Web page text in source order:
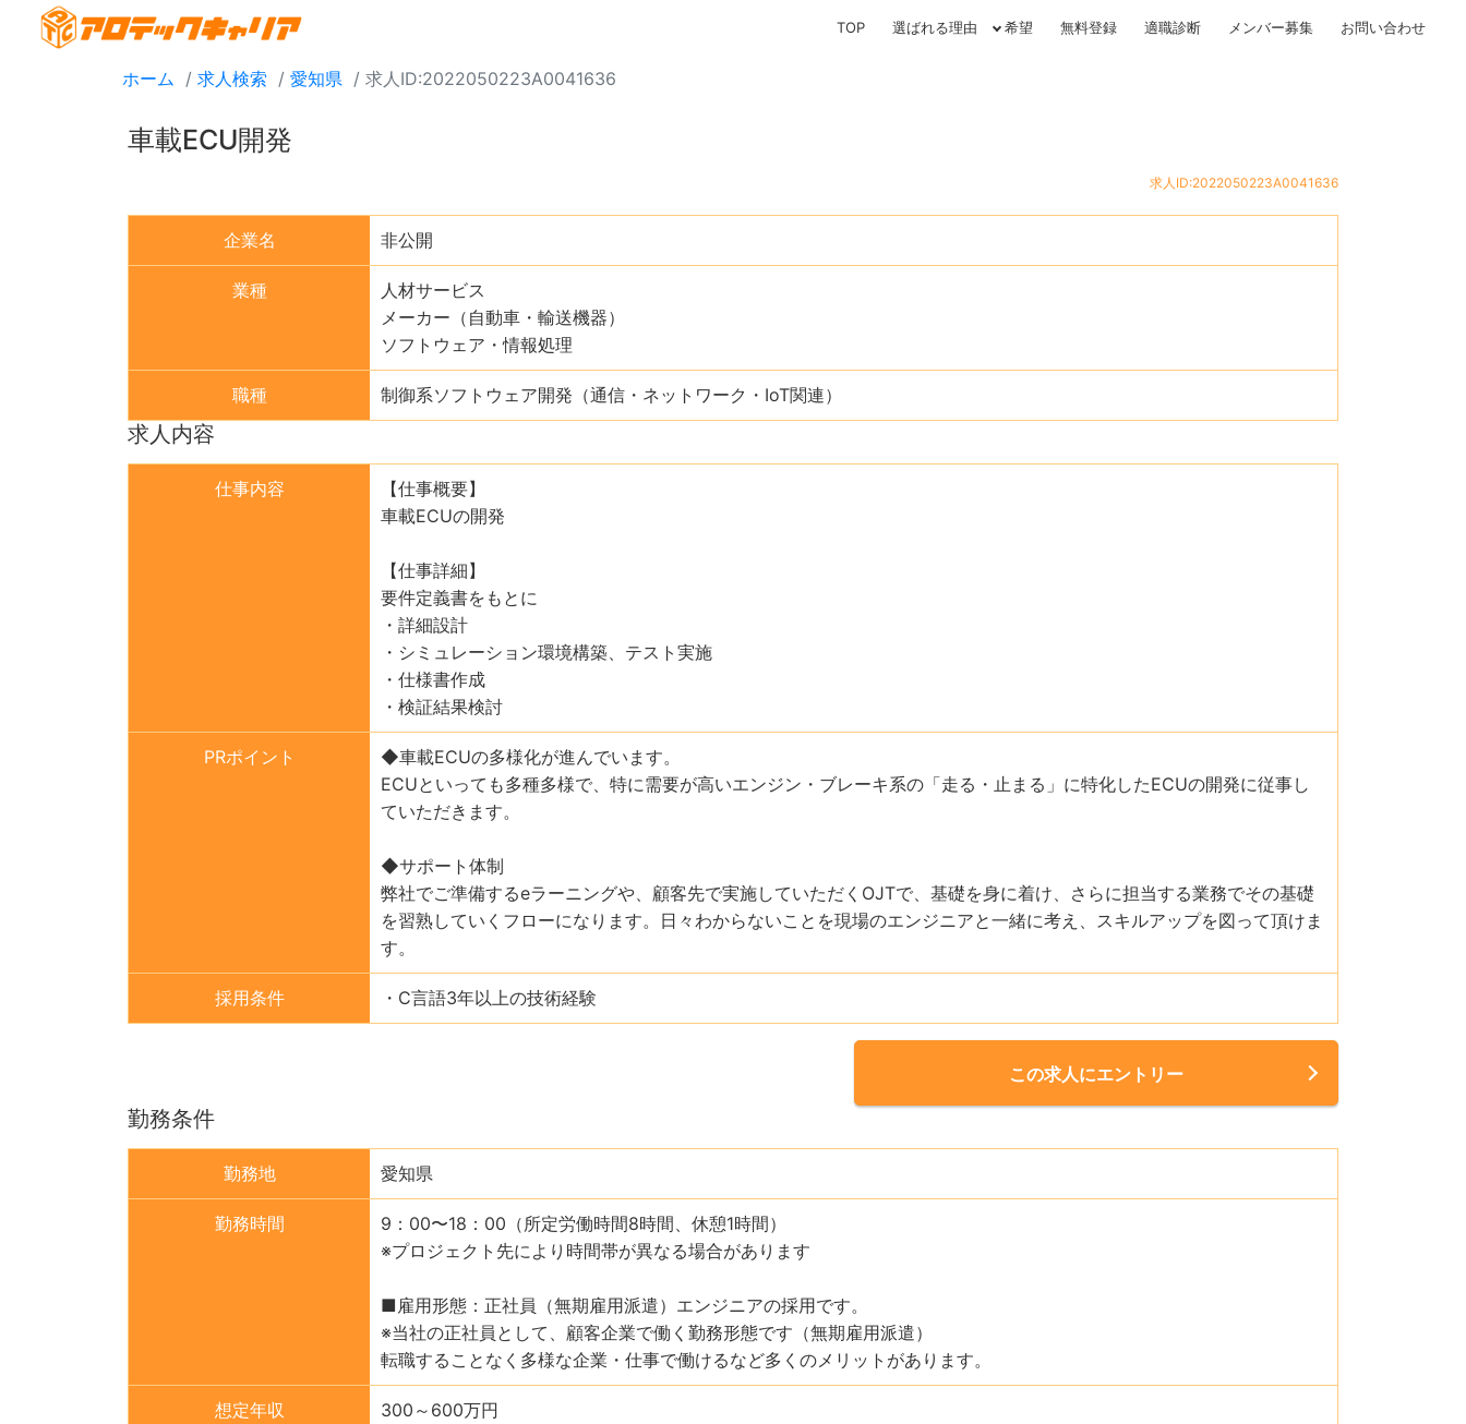
TOP 選ばれる理由 希望 無料登録 適職診断 メンバー募集 お問い合わせ
ホーム 求人検索 愛知県 求人ID:2022050223A0041636
車載ECU開発
求人ID:2022050223A0041636
企業名 非公開
業種
人材サービス
メーカー（自動車・輸送機器）
ソフトウェア・情報処理
職種 制御系ソフトウェア開発（通信・ネットワーク・IoT関連）
求人内容
仕事内容
【仕事概要】
車載ECUの開発
【仕事詳細】
要件定義書をもとに
・詳細設計
・シミュレーション環境構築、テスト実施
・仕様書作成
・検証結果検討
PRポイント
◆車載ECUの多様化が進んでいます。
ECUといっても多種多様で、特に需要が高いエンジン・ブレーキ系の「走る・止まる」に特化したECUの開発に従事し
ていただきます。
◆サポート体制
弊社でご準備するeラーニングや、顧客先で実施していただくOJTで、基礎を身に着け、さらに担当する業務でその基礎
を習熟していくフローになります。日々わからないことを現場のエンジニアと一緒に考え、スキルアップを図って頂けま
す。
採用条件 ・C言語3年以上の技術経験
この求人にエントリー
勤務条件
勤務地 愛知県
勤務時間
9：00〜18：00（所定労働時間8時間、休憩1時間）
※プロジェクト先により時間帯が異なる場合があります
■雇用形態：正社員（無期雇用派遣）エンジニアの採用です。
※当社の正社員として、顧客企業で働く勤務形態です（無期雇用派遣）
転職することなく多様な企業・仕事で働けるなど多くのメリットがあります。
想定年収
300～600万円